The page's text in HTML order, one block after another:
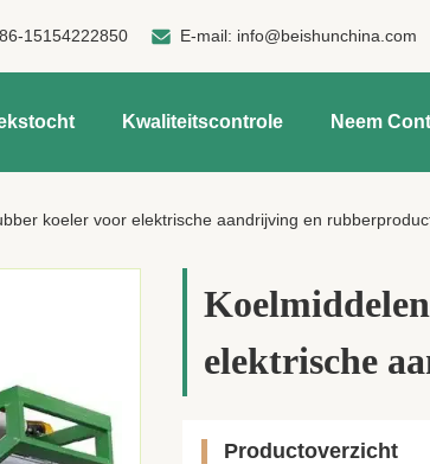
15154222850 E-mail: info@beishunchina.com
Kwaliteitscontrole Neem
koeler voor elektrische aandrijving en
elektrische
Productoverzicht